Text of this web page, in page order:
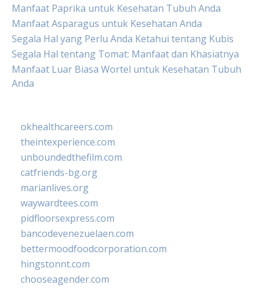
Manfaat Paprika untuk Kesehatan Tubuh Anda
Manfaat Asparagus untuk Kesehatan Anda
Segala Hal yang Perlu Anda Ketahui tentang Kubis
Segala Hal tentang Tomat: Manfaat dan Khasiatnya
Manfaat Luar Biasa Wortel untuk Kesehatan Tubuh
Anda
okhealthcareers.com
theintexperience.com
unboundedthefilm.com
catfriends-bg.org
marianlives.org
waywardtees.com
pidfloorsexpress.com
bancodevenezuelaen.com
bettermoodfoodcorporation.com
hingstonnt.com
chooseagender.com